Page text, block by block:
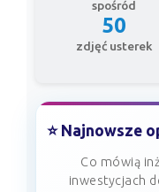
spośród
50
zdjęć usterek
⭐ Najnowsze
Co mówią
inwestycjach